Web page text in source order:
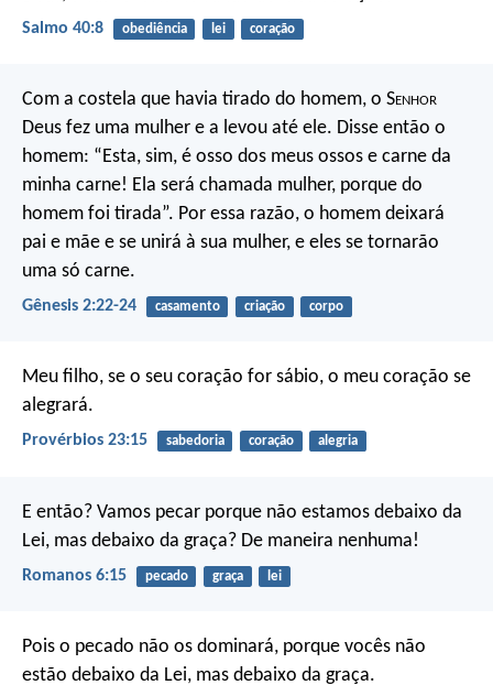
Salmo 40:8 obediência lei coração
Com a costela que havia tirado do homem, o Senhor
Deus fez uma mulher e a levou até ele. Disse então o
homem: “Esta, sim, é osso dos meus ossos e carne da
minha carne! Ela será chamada mulher, porque do
homem foi tirada”. Por essa razão, o homem deixará
pai e mãe e se unirá à sua mulher, e eles se tornarão
uma só carne.
Gênesis 2:22-24 casamento criação corpo
Meu filho, se o seu coração for sábio, o meu coração se
alegrará.
Provérbios 23:15 sabedoria coração alegria
E então? Vamos pecar porque não estamos debaixo da
Lei, mas debaixo da graça? De maneira nenhuma!
Romanos 6:15 pecado graça lei
Pois o pecado não os dominará, porque vocês não
estão debaixo da Lei, mas debaixo da graça.